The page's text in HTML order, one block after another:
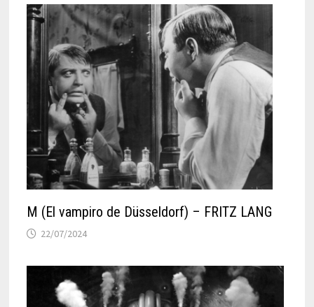
M (El vampiro de Düsseldorf) – FRITZ LANG
22/07/2024